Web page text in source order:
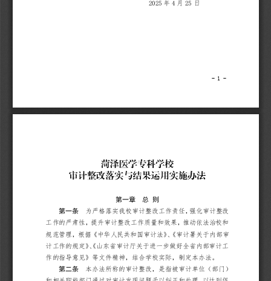
- 1 -
2025 年 4 月 25 日
第一章 总
则
第一条
为严格落实我校审计整改工作责任，强化审计整改
工作的严肃性，提升审计整改工作质量和效果，推动依法治校和
规范管理，根据《中华人民共和国审计法》、《审计署关于内部审
计工作的规定》、《山东省审计厅关于进一步做好全省内部审计工
作的指导意见》等文件精神，结合学校实际，制定本办法。
第二条
本办法所称的审计整改，是指被审计单位（部门）